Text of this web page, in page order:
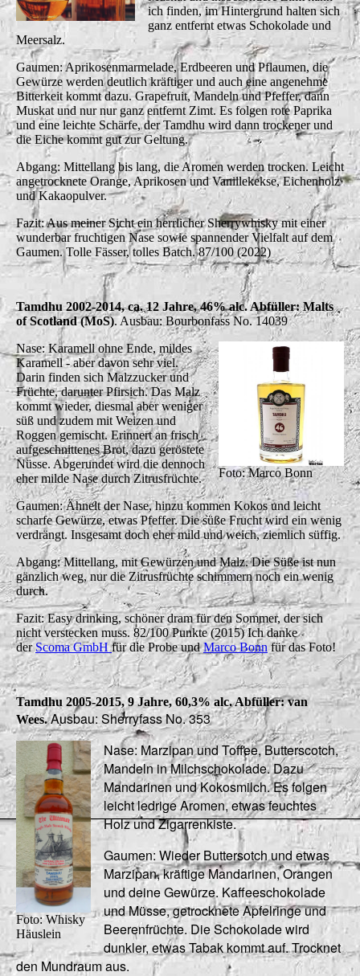
ich finden, im Hintergrund halten sich
ganz entfernt etwas Schokolade und
Meersalz.
Gaumen: Aprikosenmarmelade, Erdbeeren und Pflaumen, die
Gewürze werden deutlich kräftiger und auch eine angenehme
Bitterkeit kommt dazu. Grapefruit, Mandeln und Pfeffer, dann
Muskat und nur nur ganz entfernt Zimt. Es folgen rote Paprika
und eine leichte Schärfe, der Tamdhu wird dann trockener und
die Eiche kommt gut zur Geltung.
Abgang: Mittellang bis lang, die Aromen werden trocken. Leicht
angetrocknete Orange, Aprikosen und Vanillekekse, Eichenholz
und Kakaopulver.
Fazit: Aus meiner Sicht ein herrlicher Sherrywhisky mit einer
wunderbar fruchtigen Nase sowie spannender Vielfalt auf dem
Gaumen. Tolle Fässer, tolles Batch. 87/100 (2022)
Tamdhu 2002-2014, ca. 12 Jahre, 46% alc. Abfüller: Malts
of Scotland (MoS). Ausbau: Bourbonfass No. 14039
Foto: Marco Bonn
Nase: Karamell ohne Ende, mildes
Karamell - aber davon sehr viel.
Darin finden sich Malzzucker und
Früchte, darunter Pfirsich. Das Malz
kommt wieder, diesmal aber weniger
süß und zudem mit Weizen und
Roggen gemischt. Erinnert an frisch
aufgeschnittenes Brot, dazu geröstete
Nüsse. Abgerundet wird die dennoch
eher milde Nase durch Zitrusfrüchte.
Gaumen: Ähnelt der Nase, hinzu kommen Kokos und leicht
scharfe Gewürze, etwas Pfeffer. Die süße Frucht wird ein wenig
verdrängt. Insgesamt doch eher mild und weich, ziemlich süffig.
Abgang: Mittellang, mit Gewürzen und Malz. Die Süße ist nun
gänzlich weg, nur die Zitrusfrüchte schimmern noch ein wenig
durch.
Fazit: Easy drinking, schöner dram für den Sommer, der sich
nicht verstecken muss. 82/100 Punkte (2015) Ich danke
derScoma GmbHfür die Probe undMarco Bonn für das Foto!
Tamdhu 2005-2015, 9 Jahre, 60,3% alc. Abfüller: van
Wees.Ausbau: Sherryfass No. 353
Foto: Whisky
Häuslein
Nase: Marzipan und Toffee, Butterscotch,
Mandeln in Milchschokolade. Dazu
Mandarinen und Kokosmilch. Es folgen
leicht ledrige Aromen, etwas feuchtes
Holz und Zigarrenkiste.
Gaumen: Wieder Buttersotch und etwas
Marzipan, kräftige Mandarinen, Orangen
und deine Gewürze. Kaffeeschokolade
und Müsse, getrocknete Apfelringe und
Beerenfrüchte. Die Schokolade wird
dunkler, etwas Tabak kommt auf. Trocknet
den Mundraum aus.